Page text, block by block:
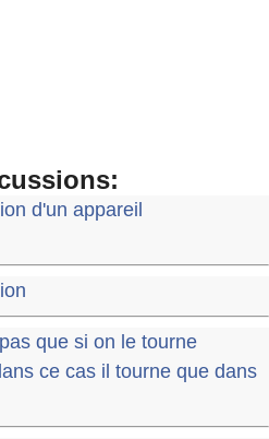
d'un appareil
que si on le tourne
ce cas il tourne que dans